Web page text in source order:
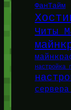
ФанТайм
Читы
настройка